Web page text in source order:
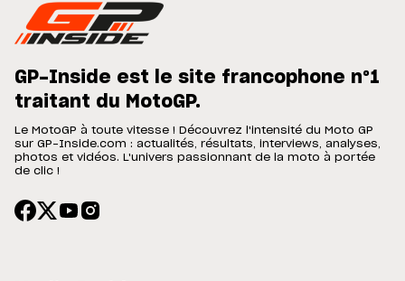
GP-Inside est le site francophone n°1
traitant du MotoGP.
Le MotoGP à toute vitesse ! Découvrez l'intensité du Moto GP
sur GP-Inside.com : actualités, résultats, interviews, analyses,
photos et vidéos. L'univers passionnant de la moto à portée
de clic !